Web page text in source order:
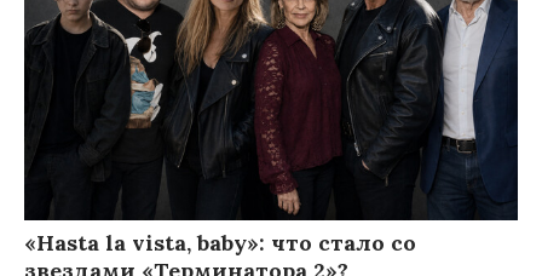
«Hasta la vista, baby»: что стало со